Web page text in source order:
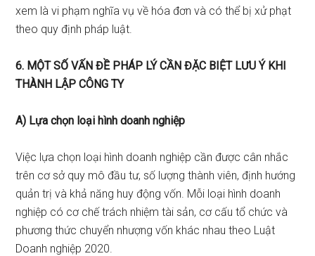
xem là vi phạm nghĩa vụ về hóa đơn và có thể bị xử phạt
theo quy định pháp luật.
6. MỘT SỐ VẤN ĐỀ PHÁP LÝ CẦN ĐẶC BIỆT LƯU Ý KHI
THÀNH LẬP CÔNG TY
A) Lựa chọn loại hình doanh nghiệp
Việc lựa chọn loại hình doanh nghiệp cần được cân nhắc
trên cơ sở quy mô đầu tư, số lượng thành viên, định hướng
quản trị và khả năng huy động vốn. Mỗi loại hình doanh
nghiệp có cơ chế trách nhiệm tài sản, cơ cấu tổ chức và
phương thức chuyển nhượng vốn khác nhau theo Luật
Doanh nghiệp 2020.